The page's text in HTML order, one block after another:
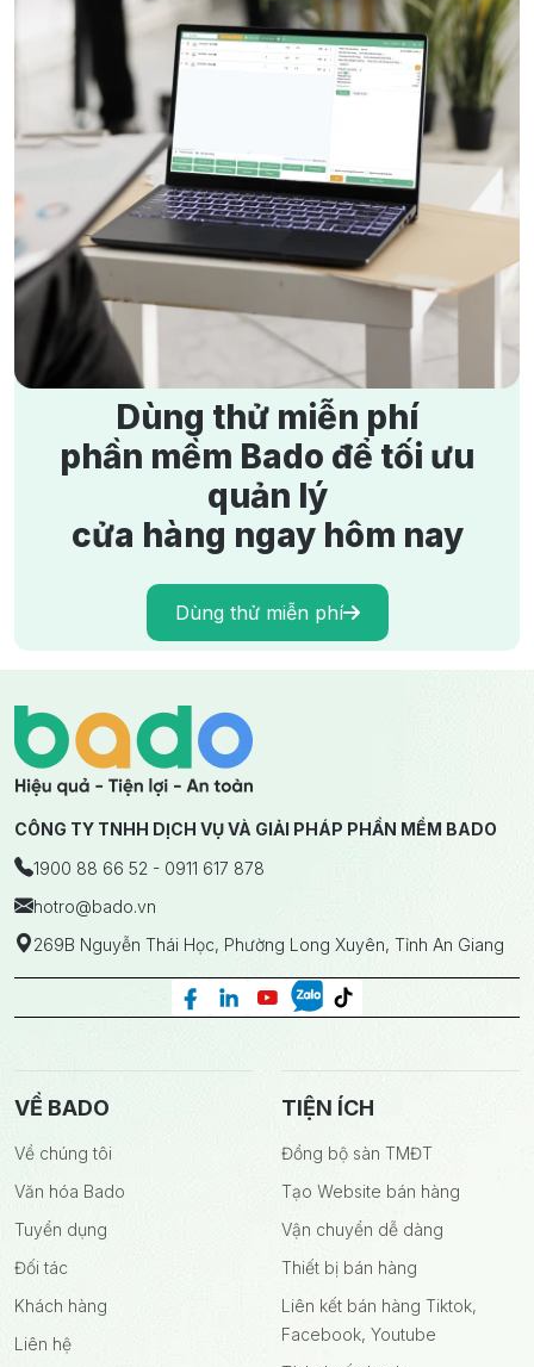
quê và quản lý hiệu quả cùng Bado FnB
16/7/2026
103 lượt xem
POS bán hàng Phần mềm quản lý bán hàng
Tiểu thương Chợ Bạc Liêu chuyển đổi số với phần mềm
quản lý bán hàng Bado Retail
90 lượt xem
Cửa hàng bán lẻ Phần mềm quản lý bán hàng
Dùng thử miễn phí
phần mềm Bado để tối ưu
quản lý
cửa hàng ngay hôm nay
Dùng thử miễn phí
CÔNG TY TNHH DỊCH VỤ VÀ GIẢI PHÁP PHẦN MỀM BADO
1900 88 66 52 - 0911 617 878
hotro@bado.vn
269B Nguyễn Thái Học, Phường Long Xuyên, Tỉnh An Giang
VỀ BADO
Về chúng tôi
Văn hóa Bado
Tuyển dụng
Đối tác
Khách hàng
Liên hệ
TIỆN ÍCH
Đồng bộ sàn TMĐT
Tạo Website bán hàng
Vận chuyển dễ dàng
Thiết bị bán hàng
Liên kết bán hàng Tiktok,
Facebook, Youtube